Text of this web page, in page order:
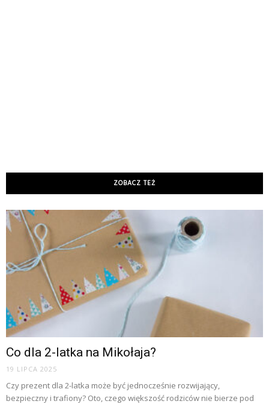
ZOBACZ TEŻ
Co dla 2-latka na Mikołaja?
19 LIPCA 2025
Czy prezent dla 2-latka może być jednocześnie rozwijający,
bezpieczny i trafiony? Oto, czego większość rodziców nie bierze pod